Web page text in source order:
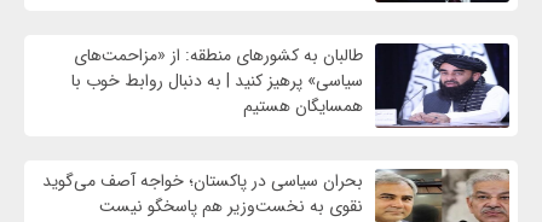
طالبان به کشورهای منطقه: از «مزاحمت‌های
سیاسی» پرهیز کنید | به دنبال روابط خوب با
همسایگان هستیم
بحران سیاسی در پاکستان؛ خواجه آصف می‌گوید
نقوی به نخست‌وزیر هم پاسخگو نیست